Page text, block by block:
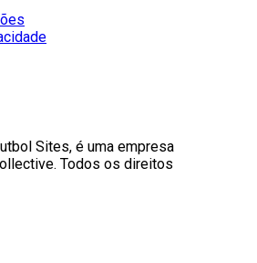
Sites, é uma empresa
Todos os direitos